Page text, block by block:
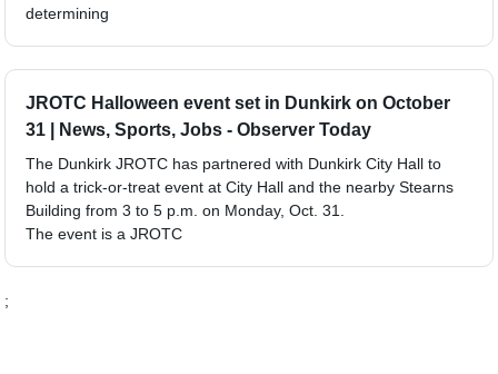
determining
JROTC Halloween event set in Dunkirk on October
31 | News, Sports, Jobs - Observer Today
The Dunkirk JROTC has partnered with Dunkirk City Hall to
hold a trick-or-treat event at City Hall and the nearby Stearns
Building from 3 to 5 p.m. on Monday, Oct. 31.
The event is a JROTC
;